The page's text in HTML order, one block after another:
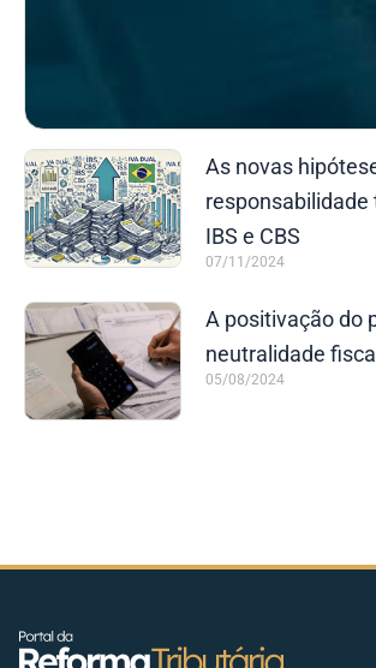
As novas
IBS e CBS
07/11/2024
A positivação do
neutralidade
05/08/2024